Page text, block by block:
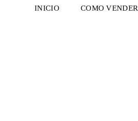
INICIO COMO VENDER